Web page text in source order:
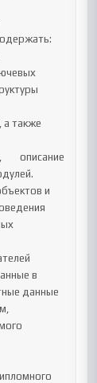
а также
и
в
данные